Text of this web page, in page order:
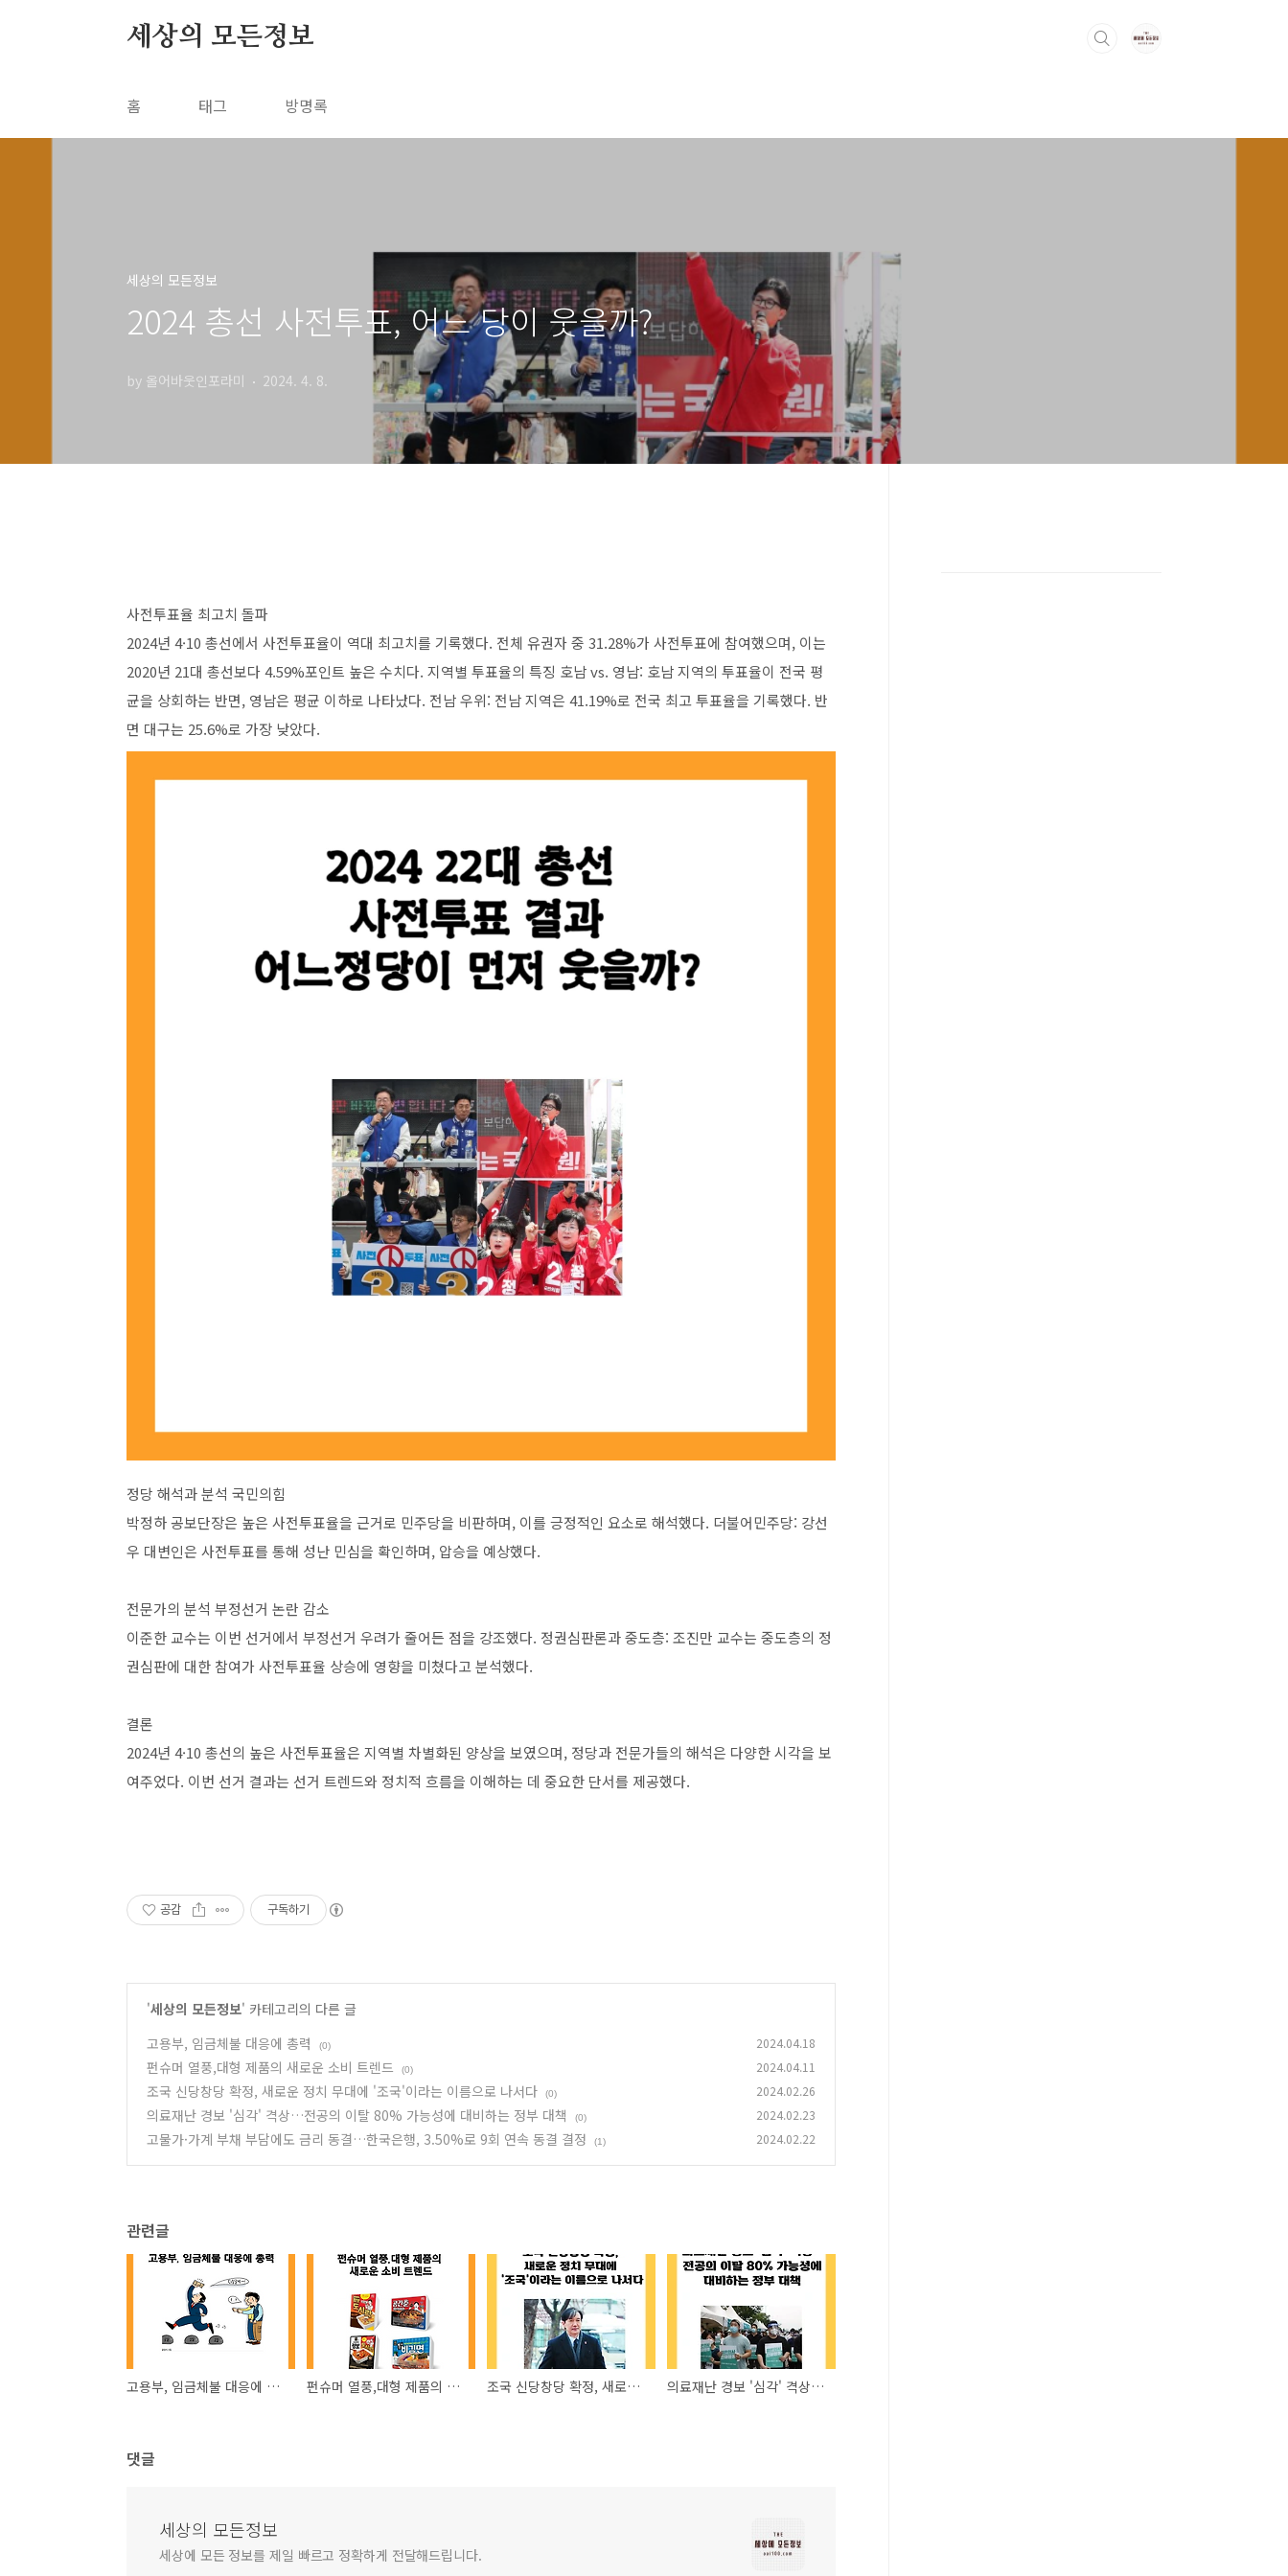
세상의 모든정보
홈 태그 방명록
세상의 모든정보
2024 총선 사전투표, 어느 당이 웃을까?
by 올어바웃인포라미 2024. 4. 8.
사전투표율 최고치 돌파
2024년 4·10 총선에서 사전투표율이 역대 최고치를 기록했다. 전체 유권자 중 31.28%가 사전투표에 참여했으며, 이는
2020년 21대 총선보다 4.59%포인트 높은 수치다. 지역별 투표율의 특징 호남 vs. 영남: 호남 지역의 투표율이 전국 평
균을 상회하는 반면, 영남은 평균 이하로 나타났다. 전남 우위: 전남 지역은 41.19%로 전국 최고 투표율을 기록했다. 반
면 대구는 25.6%로 가장 낮았다.
정당 해석과 분석 국민의힘
박정하 공보단장은 높은 사전투표율을 근거로 민주당을 비판하며, 이를 긍정적인 요소로 해석했다. 더불어민주당: 강선
우 대변인은 사전투표를 통해 성난 민심을 확인하며, 압승을 예상했다.
전문가의 분석 부정선거 논란 감소
이준한 교수는 이번 선거에서 부정선거 우려가 줄어든 점을 강조했다. 정권심판론과 중도층: 조진만 교수는 중도층의 정
권심판에 대한 참여가 사전투표율 상승에 영향을 미쳤다고 분석했다.
결론
2024년 4·10 총선의 높은 사전투표율은 지역별 차별화된 양상을 보였으며, 정당과 전문가들의 해석은 다양한 시각을 보
여주었다. 이번 선거 결과는 선거 트렌드와 정치적 흐름을 이해하는 데 중요한 단서를 제공했다.
공감 구독하기
'세상의 모든정보' 카테고리의 다른 글
고용부, 임금체불 대응에 총력
(0) 2024.04.18
펀슈머 열풍,대형 제품의 새로운 소비 트렌드 (0) 2024.04.11
조국 신당창당 확정, 새로운 정치 무대에 '조국'이라는 이름으로 나서다 (0) 2024.02.26
의료재난 경보 '심각' 격상…전공의 이탈 80% 가능성에 대비하는 정부 대책 (0) 2024.02.23
고물가·가계 부채 부담에도 금리 동결…한국은행, 3.50%로 9회 연속 동결 결정 (1) 2024.02.22
관련글
고용부, 임금체불 대응에 총력 펀슈머 열풍,대형 제품의 새로운 소비 트렌드 조국 신당창당 확정, 새로운 정치 무대에 '조국'이라는 이름으로 나서다 의료재난 경보 '심각' 격상…전공의 이탈 80% 가능성에 대비하는 정부 대책
댓글
세상의 모든정보
세상에 모든 정보를 제일 빠르고 정확하게 전달해드립니다.